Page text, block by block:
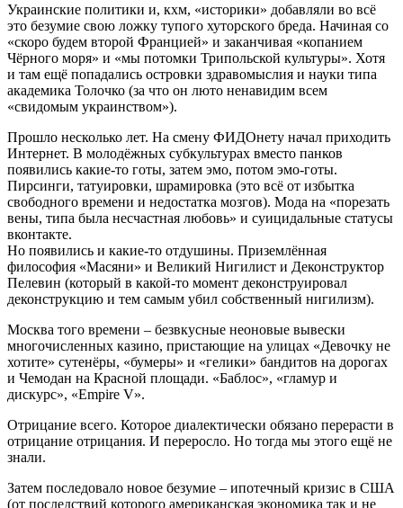
Украинские политики и, кхм, «историки» добавляли во всё
это безумие свою ложку тупого хуторского бреда. Начиная со
«скоро будем второй Францией» и заканчивая «копанием
Чёрного моря» и «мы потомки Трипольской культуры». Хотя
и там ещё попадались островки здравомыслия и науки типа
академика Толочко (за что он люто ненавидим всем
«свидомым украинством»).
Прошло несколько лет. На смену ФИДОнету начал приходить
Интернет. В молодёжных субкультурах вместо панков
появились какие-то готы, затем эмо, потом эмо-готы.
Пирсинги, татуировки, шрамировка (это всё от избытка
свободного времени и недостатка мозгов). Мода на «порезать
вены, типа была несчастная любовь» и суицидальные статусы
вконтакте.
Но появились и какие-то отдушины. Приземлённая
философия «Масяни» и Великий Нигилист и Деконструктор
Пелевин (который в какой-то момент деконструировал
деконструкцию и тем самым убил собственный нигилизм).
Москва того времени – безвкусные неоновые вывески
многочисленных казино, пристающие на улицах «Девочку не
хотите» сутенёры, «бумеры» и «гелики» бандитов на дорогах
и Чемодан на Красной площади. «Баблос», «гламур и
дискурс», «Empire V».
Отрицание всего. Которое диалектически обязано перерасти в
отрицание отрицания. И переросло. Но тогда мы этого ещё не
знали.
Затем последовало новое безумие – ипотечный кризис в США
(от последствий которого американская экономика так и не